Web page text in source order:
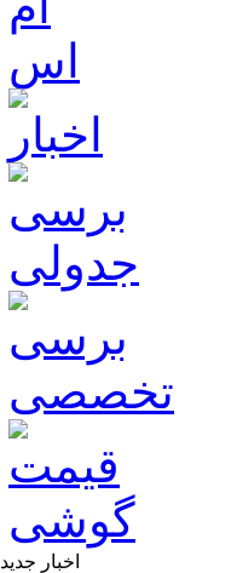
اخبار جدید